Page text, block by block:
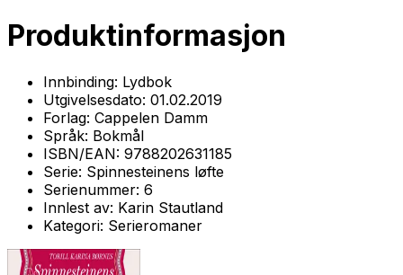
Produktinformasjon
Innbinding: Lydbok
Utgivelsesdato: 01.02.2019
Forlag: Cappelen Damm
Språk: Bokmål
ISBN/EAN: 9788202631185
Serie: Spinnesteinens løfte
Serienummer: 6
Innlest av: Karin Stautland
Kategori: Serieromaner